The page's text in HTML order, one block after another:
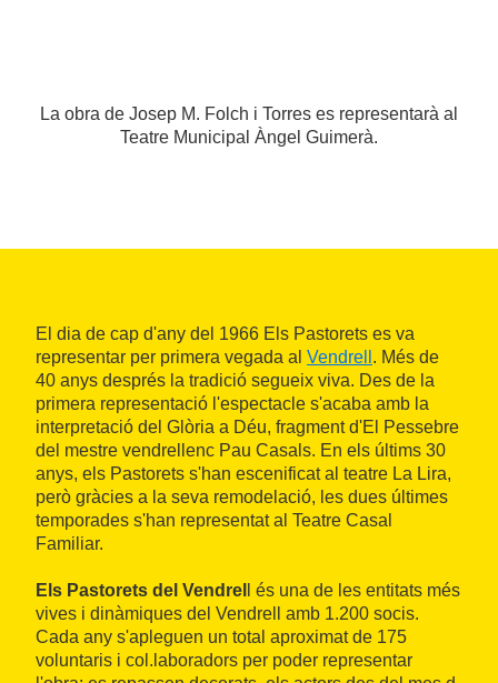
La obra de Josep M. Folch i Torres es representarà al
Teatre Municipal Àngel Guimerà.
El dia de cap d'any del 1966 Els Pastorets es va
representar per primera vegada al Vendrell . Més de
40 anys després la tradició segueix viva. Des de la
primera representació l'espectacle s'acaba amb la
interpretació del Glòria a Déu, fragment d'El Pessebre
del mestre vendrellenc Pau Casals. En els últims 30
anys, els Pastorets s'han escenificat al teatre La Lira,
però gràcies a la seva remodelació, les dues últimes
temporades s'han representat al Teatre Casal
Familiar.
Els Pastorets del Vendrel
l és una de les entitats més
vives i dinàmiques del Vendrell amb 1.200 socis.
Cada any s'apleguen un total aproximat de 175
voluntaris i col.laboradors per poder representar